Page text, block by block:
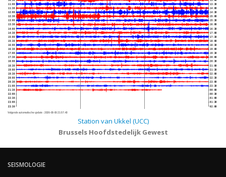
11:00
11:30
12:00
12:30
13:00
13:30
14:00
14:30
15:00
15:30
16:00
16:30
17:00
17:30
18:00
18:30
19:00
19:30
20:00
20:30
21:00
21:30
22:00
22:30
23:00
23:30
13:30
14:00
14:30
15:00
15:30
16:00
16:30
17:00
17:30
18:00
18:30
19:00
19:30
20:00
20:30
21:00
21:30
22:00
22:30
23:00
23:30
00:00
00:30
01:00
01:30
02:00
Volgende automatische update : 2026-08-06 21:57:40
Station van Ukkel (UCC)
Brussels Hoofdstedelijk Gewest
SEISMOLOGIE